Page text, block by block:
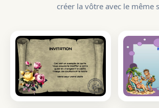
créer la vôtre avec le même